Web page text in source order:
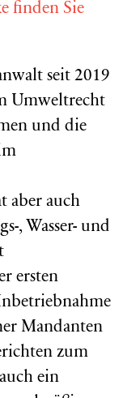
finden Sie
seit 2019
Umweltrecht
und die
aber auch
, Wasser- und
ersten
Mandanten
zum
ein